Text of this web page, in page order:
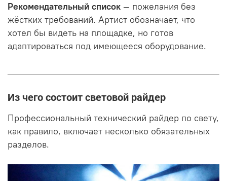
Рекомендательный список — пожелания без
жёстких требований. Артист обозначает, что
хотел бы видеть на площадке, но готов
адаптироваться под имеющееся оборудование.
Из чего состоит световой райдер
Профессиональный технический райдер по свету,
как правило, включает несколько обязательных
разделов.